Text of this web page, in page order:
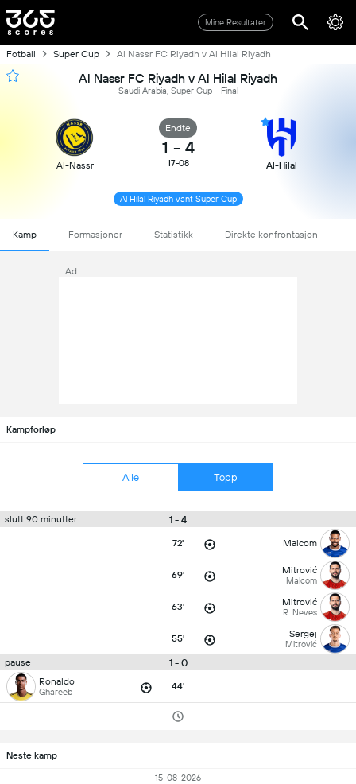
Mine Resultater
Fotball Super Cup Al Nassr FC Riyadh v Al Hilal Riyadh
Al Nassr FC Riyadh v Al Hilal Riyadh
Saudi Arabia, Super Cup - Final
Al-Nassr
Endte
1 - 4
17-08 Al-Hilal
Al Hilal Riyadh vant Super Cup
Kamp Formasjoner Statistikk Direkte konfrontasjon
Ad
Kampforløp
Alle Topp
slutt 90 minutter 1 - 4
72' Malcom
69' Mitrović
Malcom
63' Mitrović
R. Neves
55' Sergej
Mitrović
pause 1 - 0
Ronaldo
Ghareeb 44'
Neste kamp
15-08-2026